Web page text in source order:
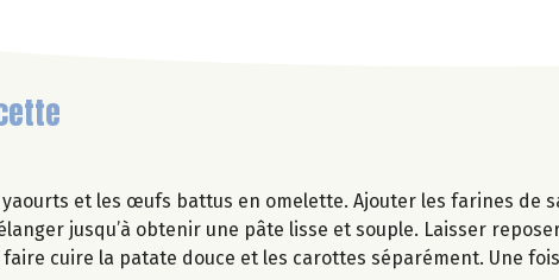
et les œufs battus en omelette. Ajouter les farines de
jusqu’à obtenir une pâte lisse et souple. Laisser
cuire la patate douce et les carottes séparément. Une